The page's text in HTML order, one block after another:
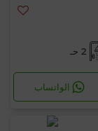
2 حـ
الواتساب